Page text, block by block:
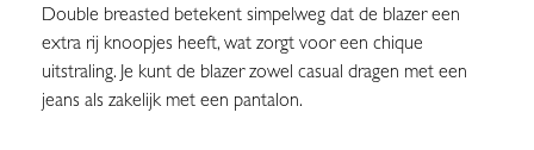
Double breasted betekent simpelweg dat de blazer een
extra rij knoopjes heeft, wat zorgt voor een chique
uitstraling. Je kunt de blazer zowel casual dragen met een
jeans als zakelijk met een pantalon.